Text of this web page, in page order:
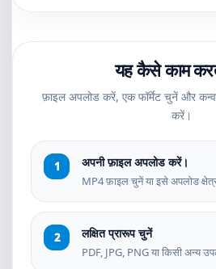
यह कैसे काम
फ़ाइल अपलोड करें, एक फॉर्मेट चुनें और
करें।
अपनी फ़ाइल अपलोड करें।
MP4 फ़ाइल चुनें या इसे अपलोड
लक्षित प्रारूप चुनें
PDF, JPG, PNG या किसी अन्य